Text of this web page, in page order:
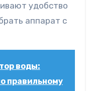
удобство
аппарат с
воды:
правильному